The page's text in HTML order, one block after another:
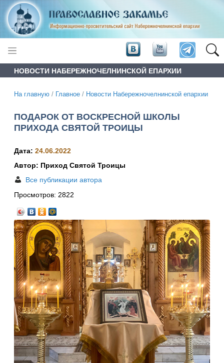
НОВОСТИ НАБЕРЕЖНОЧЕЛНИНСКОЙ ЕПАРХИИ
На главную / Главное / Новости Набережночелнинской епархии
ПОДАРОК ОТ ВОСКРЕСНОЙ ШКОЛЫ
ПРИХОДА СВЯТОЙ ТРОИЦЫ
Дата: 24.06.2022
Автор: Приход Святой Троицы
Все публикации автора
Просмотров: 2822